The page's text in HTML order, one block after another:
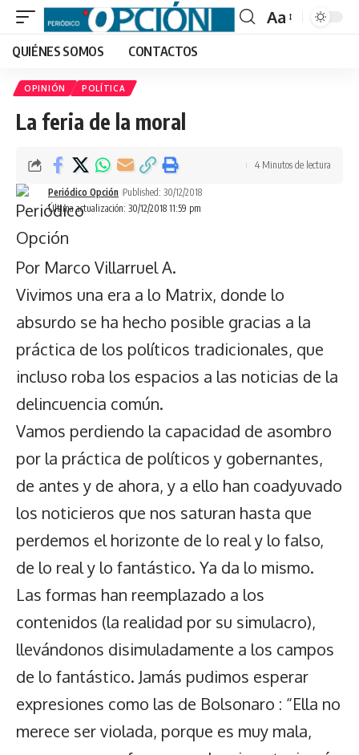
Font
Aa
QUIÉNES SOMOS CONTACTOS
OPINIÓN POLÍTICA
La feria de la moral
Última actualización: 30/12/2018 11:59 pm
Periódico Opción Published: 30/12/2018
4 Minutos de lectura
Por Marco Villarruel A.
Vivimos una era a lo Matrix, donde lo
absurdo se ha hecho posible gracias a la
práctica de los políticos tradicionales, que
incluso roba los espacios a las noticias de la
delincuencia común.
Vamos perdiendo la capacidad de asombro
por la práctica de políticos y gobernantes,
de antes y de ahora, y a ello han coadyuvado
los noticieros que nos saturan hasta que
perdemos el horizonte de lo real y lo falso,
de lo real y lo fantástico. Ya da lo mismo.
Las formas han reemplazado a los
contenidos (la realidad por su simulacro),
llevándonos disimuladamente a los campos
de lo fantástico. Jamás pudimos esperar
expresiones como las de Bolsonaro : “Ella no
merece ser violada, porque es muy mala,